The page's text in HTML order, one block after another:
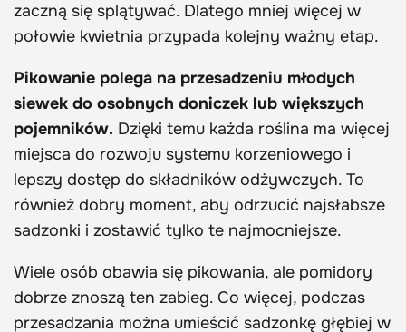
zaczną się splątywać. Dlatego mniej więcej w
połowie kwietnia przypada kolejny ważny etap.
Pikowanie polega na przesadzeniu młodych
siewek do osobnych doniczek lub większych
pojemników. Dzięki temu każda roślina ma więcej
miejsca do rozwoju systemu korzeniowego i
lepszy dostęp do składników odżywczych. To
również dobry moment, aby odrzucić najsłabsze
sadzonki i zostawić tylko te najmocniejsze.
Wiele osób obawia się pikowania, ale pomidory
dobrze znoszą ten zabieg. Co więcej, podczas
przesadzania można umieścić sadzonkę głębiej w